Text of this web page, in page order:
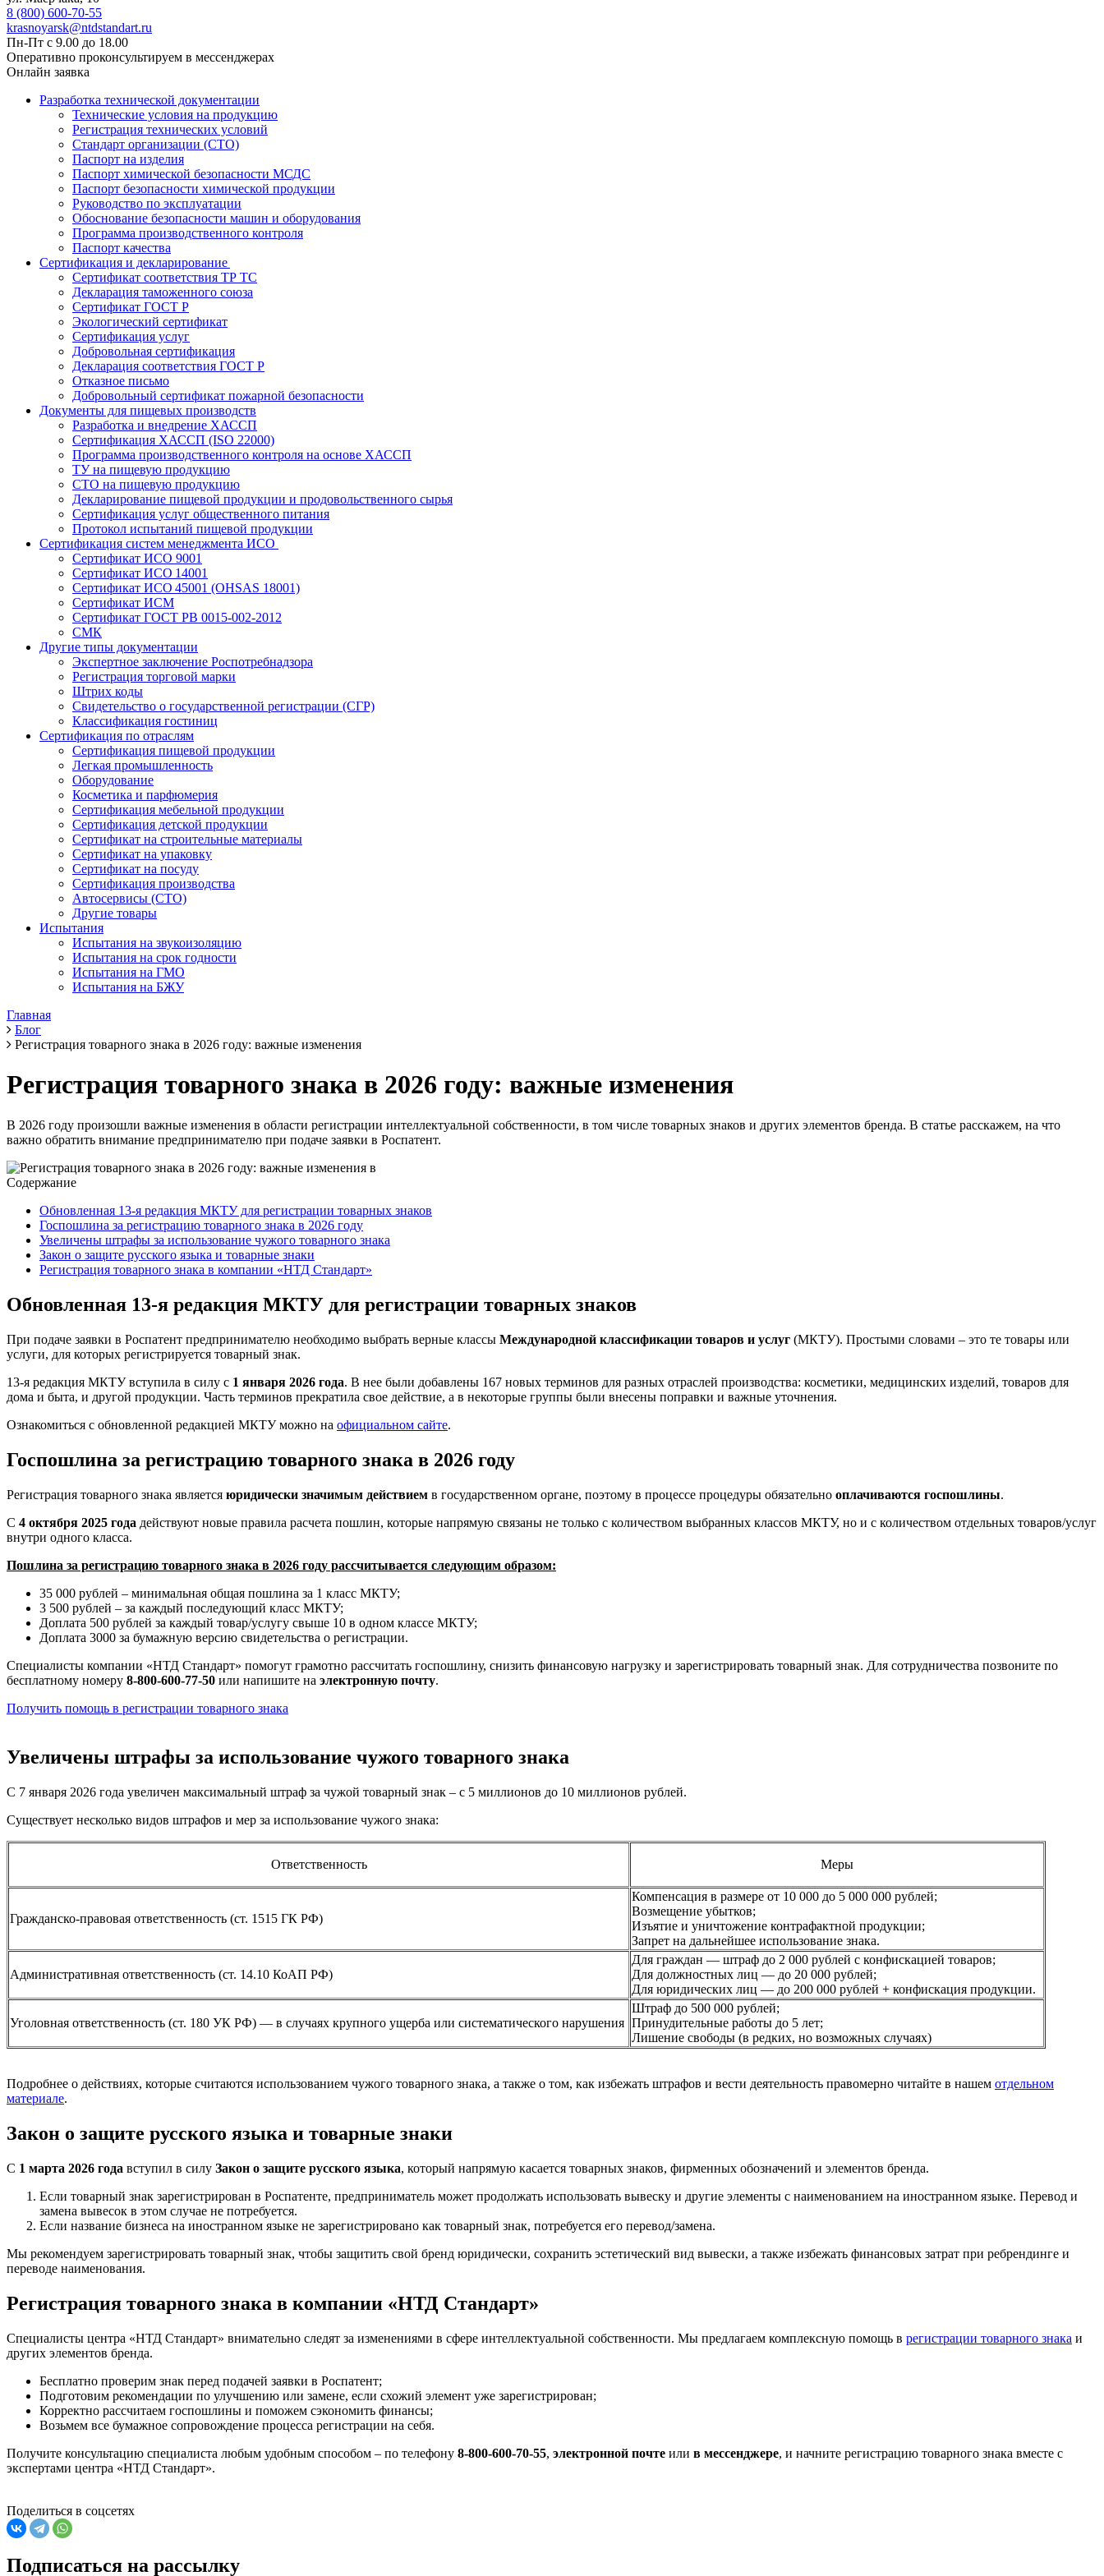
8 (800) 600-70-55
krasnoyarsk@ntdstandart.ru
Пн-Пт с 9.00 до 18.00
Оперативно проконсультируем в мессенджерах
Онлайн заявка
Разработка технической документации
Технические условия на продукцию
Регистрация технических условий
Стандарт организации (СТО)
Паспорт на изделия
Паспорт химической безопасности МСДС
Паспорт безопасности химической продукции
Руководство по эксплуатации
Обоснование безопасности машин и оборудования
Программа производственного контроля
Паспорт качества
Сертификация и декларирование
Сертификат соответствия ТР ТС
Декларация таможенного союза
Сертификат ГОСТ Р
Экологический сертификат
Сертификация услуг
Добровольная сертификация
Декларация соответствия ГОСТ Р
Отказное письмо
Добровольный сертификат пожарной безопасности
Документы для пищевых производств
Разработка и внедрение ХАССП
Сертификация ХАССП (ISO 22000)
Программа производственного контроля на основе ХАССП
ТУ на пищевую продукцию
СТО на пищевую продукцию
Декларирование пищевой продукции и продовольственного сырья
Сертификация услуг общественного питания
Протокол испытаний пищевой продукции
Сертификация систем менеджмента ИСО
Сертификат ИСО 9001
Сертификат ИСО 14001
Сертификат ИСО 45001 (OHSAS 18001)
Сертификат ИСМ
Сертификат ГОСТ РВ 0015-002-2012
СМК
Другие типы документации
Экспертное заключение Роспотребнадзора
Регистрация торговой марки
Штрих коды
Свидетельство о государственной регистрации (СГР)
Классификация гостиниц
Сертификация по отраслям
Сертификация пищевой продукции
Легкая промышленность
Оборудование
Косметика и парфюмерия
Сертификация мебельной продукции
Сертификация детской продукции
Сертификат на строительные материалы
Сертификат на упаковку
Сертификат на посуду
Сертификация производства
Автосервисы (СТО)
Другие товары
Испытания
Испытания на звукоизоляцию
Испытания на срок годности
Испытания на ГМО
Испытания на БЖУ
Главная
Блог
Регистрация товарного знака в 2026 году: важные изменения
Регистрация товарного знака в 2026 году: важные изменения
В 2026 году произошли важные изменения в области регистрации интеллектуальной собственности, в том числе товарных знаков и других элементов бренда. В статье расскажем, на что
важно обратить внимание предпринимателю при подаче заявки в Роспатент.
Содержание
Обновленная 13-я редакция МКТУ для регистрации товарных знаков
Госпошлина за регистрацию товарного знака в 2026 году
Увеличены штрафы за использование чужого товарного знака
Закон о защите русского языка и товарные знаки
Регистрация товарного знака в компании «НТД Стандарт»
Обновленная 13-я редакция МКТУ для регистрации товарных знаков
При подаче заявки в Роспатент предпринимателю необходимо выбрать верные классы Международной классификации товаров и услуг (МКТУ). Простыми словами – это те товары или
услуги, для которых регистрируется товарный знак.
13-я редакция МКТУ вступила в силу с 1 января 2026 года. В нее были добавлены 167 новых терминов для разных отраслей производства: косметики, медицинских изделий, товаров для
дома и быта, и другой продукции. Часть терминов прекратила свое действие, а в некоторые группы были внесены поправки и важные уточнения.
Ознакомиться с обновленной редакцией МКТУ можно на официальном сайте.
Госпошлина за регистрацию товарного знака в 2026 году
Регистрация товарного знака является юридически значимым действием в государственном органе, поэтому в процессе процедуры обязательно оплачиваются госпошлины.
С 4 октября 2025 года действуют новые правила расчета пошлин, которые напрямую связаны не только с количеством выбранных классов МКТУ, но и с количеством отдельных товаров/услуг
внутри одного класса.
Пошлина за регистрацию товарного знака в 2026 году рассчитывается следующим образом:
35 000 рублей – минимальная общая пошлина за 1 класс МКТУ;
3 500 рублей – за каждый последующий класс МКТУ;
Доплата 500 рублей за каждый товар/услугу свыше 10 в одном классе МКТУ;
Доплата 3000 за бумажную версию свидетельства о регистрации.
Специалисты компании «НТД Стандарт» помогут грамотно рассчитать госпошлину, снизить финансовую нагрузку и зарегистрировать товарный знак. Для сотрудничества позвоните по
бесплатному номеру 8-800-600-77-50 или напишите на электронную почту.
Получить помощь в регистрации товарного знака
Увеличены штрафы за использование чужого товарного знака
С 7 января 2026 года увеличен максимальный штраф за чужой товарный знак – с 5 миллионов до 10 миллионов рублей.
Существует несколько видов штрафов и мер за использование чужого знака:
Ответственность Меры
Гражданско-правовая ответственность (ст. 1515 ГК РФ)
Компенсация в размере от 10 000 до 5 000 000 рублей;
Возмещение убытков;
Изъятие и уничтожение контрафактной продукции;
Запрет на дальнейшее использование знака.
Административная ответственность (ст. 14.10 КоАП РФ)
Для граждан — штраф до 2 000 рублей с конфискацией товаров;
Для должностных лиц — до 20 000 рублей;
Для юридических лиц — до 200 000 рублей + конфискация продукции.
Уголовная ответственность (ст. 180 УК РФ) — в случаях крупного ущерба или систематического нарушения
Штраф до 500 000 рублей;
Принудительные работы до 5 лет;
Лишение свободы (в редких, но возможных случаях)
Подробнее о действиях, которые считаются использованием чужого товарного знака, а также о том, как избежать штрафов и вести деятельность правомерно читайте в нашем отдельном
материале.
Закон о защите русского языка и товарные знаки
С 1 марта 2026 года вступил в силу Закон о защите русского языка, который напрямую касается товарных знаков, фирменных обозначений и элементов бренда.
Если товарный знак зарегистрирован в Роспатенте, предприниматель может продолжать использовать вывеску и другие элементы с наименованием на иностранном языке. Перевод и
замена вывесок в этом случае не потребуется.
Если название бизнеса на иностранном языке не зарегистрировано как товарный знак, потребуется его перевод/замена.
Мы рекомендуем зарегистрировать товарный знак, чтобы защитить свой бренд юридически, сохранить эстетический вид вывески, а также избежать финансовых затрат при ребрендинге и
переводе наименования.
Регистрация товарного знака в компании «НТД Стандарт»
Специалисты центра «НТД Стандарт» внимательно следят за изменениями в сфере интеллектуальной собственности. Мы предлагаем комплексную помощь в регистрации товарного знака и
других элементов бренда.
Бесплатно проверим знак перед подачей заявки в Роспатент;
Подготовим рекомендации по улучшению или замене, если схожий элемент уже зарегистрирован;
Корректно рассчитаем госпошлины и поможем сэкономить финансы;
Возьмем все бумажное сопровождение процесса регистрации на себя.
Получите консультацию специалиста любым удобным способом – по телефону 8-800-600-70-55, электронной почте или в мессенджере, и начните регистрацию товарного знака вместе с
экспертами центра «НТД Стандарт».
Поделиться в соцсетях
Подписаться на рассылку